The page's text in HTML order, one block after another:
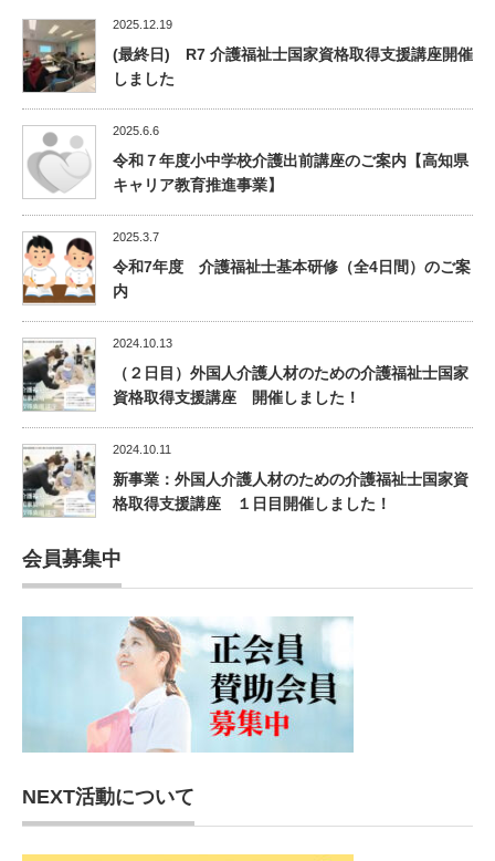
2025.12.19
(最終日) R7 介護福祉士国家資格取得支援講座開催
しました
2025.6.6
令和７年度小中学校介護出前講座のご案内【高知県
キャリア教育推進事業】
2025.3.7
令和7年度 介護福祉士基本研修（全4日間）のご案
内
2024.10.13
（２日目）外国人介護人材のための介護福祉士国家
資格取得支援講座 開催しました！
2024.10.11
新事業：外国人介護人材のための介護福祉士国家資
格取得支援講座 １日目開催しました！
会員募集中
NEXT活動について